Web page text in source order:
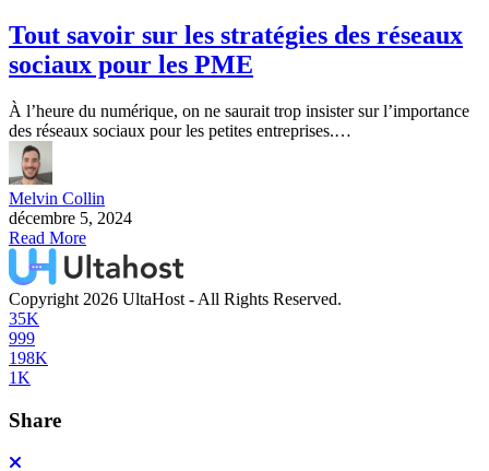
Tout savoir sur les stratégies des réseaux
sociaux pour les PME
À l’heure du numérique, on ne saurait trop insister sur l’importance
des réseaux sociaux pour les petites entreprises.…
Melvin Collin
décembre 5, 2024
Read More
Copyright 2026 UltaHost - All Rights Reserved.
35K
999
198K
1K
Share